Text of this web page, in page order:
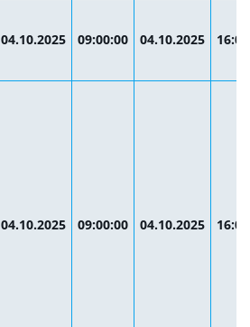
04.10.2025 09:00:00 04.10.2025
04.10.2025 09:00:00 04.10.2025